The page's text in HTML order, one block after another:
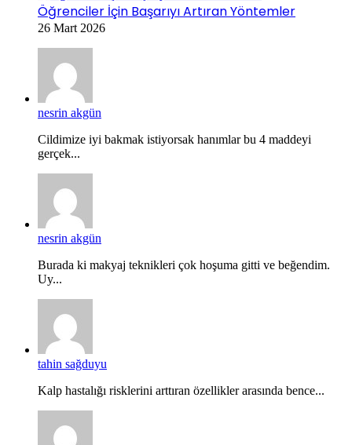
Öğrenciler İçin Başarıyı Artıran Yöntemler
26 Mart 2026
nesrin akgün
Cildimize iyi bakmak istiyorsak hanımlar bu 4 maddeyi
gerçek...
nesrin akgün
Burada ki makyaj teknikleri çok hoşuma gitti ve beğendim.
Uy...
tahin sağduyu
Kalp hastalığı risklerini arttıran özellikler arasında bence...